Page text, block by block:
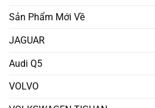
Sản Phẩm Mới Về
JAGUAR
Audi Q5
VOLVO